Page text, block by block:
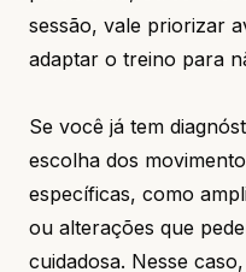
sessão, vale priorizar
adaptar o treino para
Se você já tem
escolha dos
específicas, como
ou alterações que
cuidadosa. Nesse